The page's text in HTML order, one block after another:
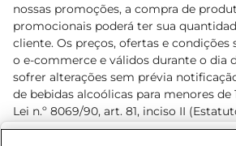
nossas promoções, a compra de
promocionais poderá ter sua
cliente. Os preços, ofertas e condições
o e-commerce e válidos durante o dia
sofrer alterações sem prévia
de bebidas alcoólicas para menores de
Lei n.º 8069/90, art. 81, inciso II
Adolescente). Preços e condições